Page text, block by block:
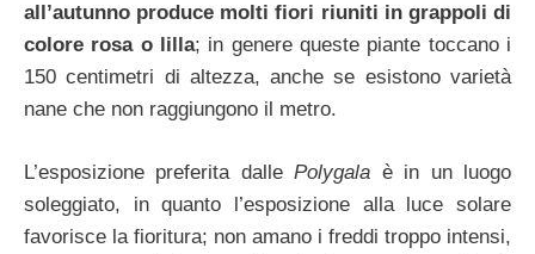
all’autunno produce molti fiori riuniti in grappoli di
colore rosa o lilla; in genere queste piante toccano i
150 centimetri di altezza, anche se esistono varietà
nane che non raggiungono il metro.
L’esposizione preferita dallePolygala è in un luogo
soleggiato, in quanto l’esposizione alla luce solare
favorisce la fioritura; non amano i freddi troppo intensi,